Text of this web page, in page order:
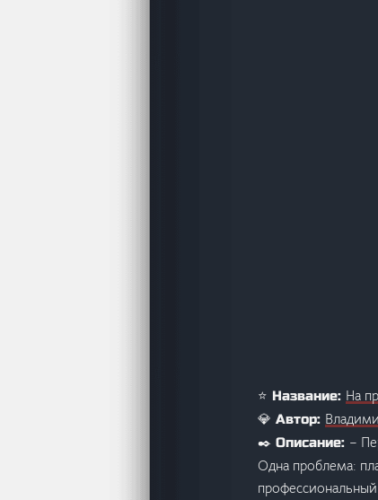
⭐ Название: На
💎 Автор:
✒️ Описание: –
Одна проблема: